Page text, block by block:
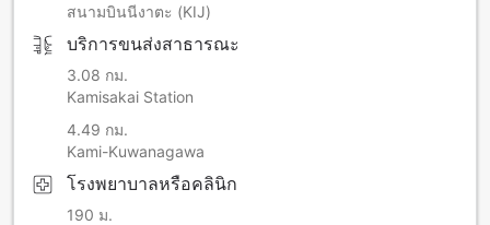
สนามบินนีงาตะ (KIJ)
บริการขนส่งสาธารณะ
3.08 กม.
Kamisakai Station
4.49 กม.
Kami-Kuwanagawa
โรงพยาบาลหรือคลินิก
190 ม.